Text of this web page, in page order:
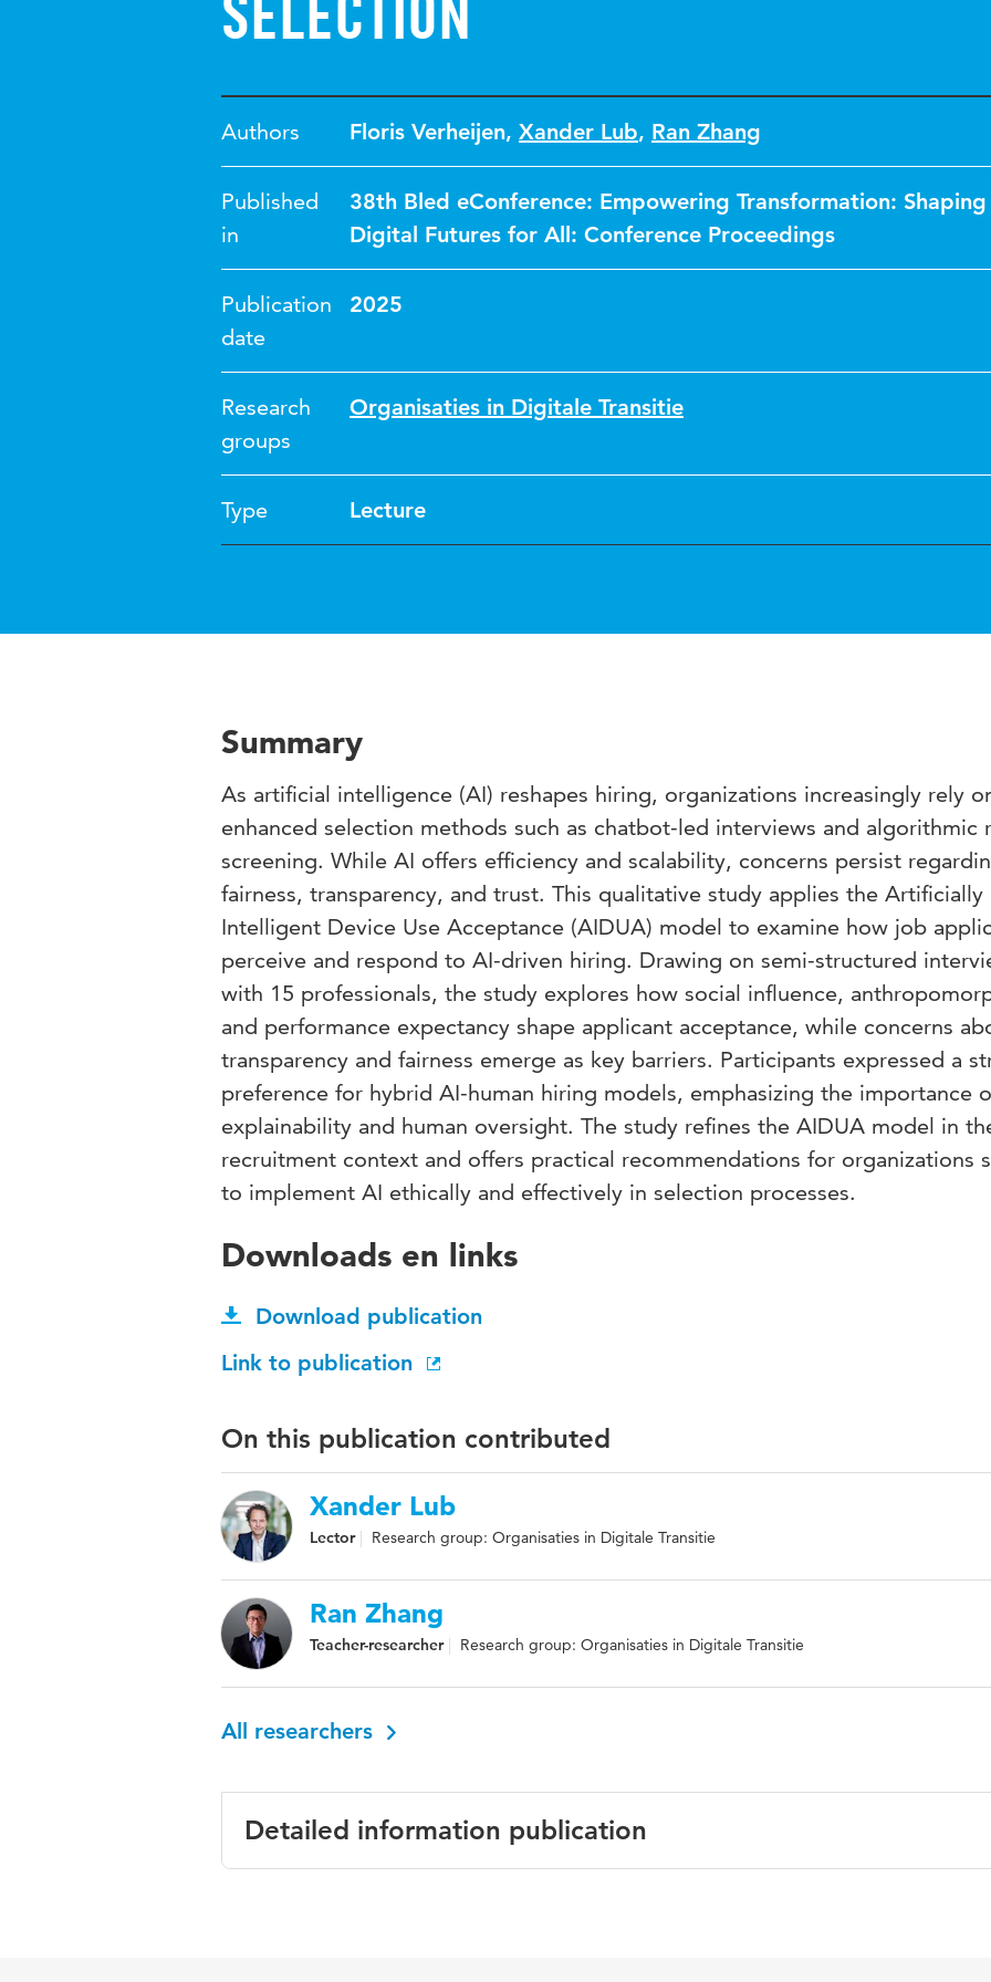
selection
Authors Floris Verheijen, Xander Lub, Ran Zhang
Published
in
38th Bled eConference: Empowering Transformation: Shaping
Digital Futures for All: Conference Proceedings
Publication
date
2025
Research
groups
Organisaties in Digitale Transitie
Type Lecture
Summary
As artificial intelligence (AI) reshapes hiring, organizations increasingly rely
enhanced selection methods such as chatbot-led interviews and algorithmic
screening. While AI offers efficiency and scalability, concerns persist
fairness, transparency, and trust. This qualitative study applies the Artificially
Intelligent Device Use Acceptance (AIDUA) model to examine how job
perceive and respond to AI-driven hiring. Drawing on semi-structured
with 15 professionals, the study explores how social influence,
and performance expectancy shape applicant acceptance, while concerns
transparency and fairness emerge as key barriers. Participants expressed a
preference for hybrid AI-human hiring models, emphasizing the importance
explainability and human oversight. The study refines the AIDUA model in
recruitment context and offers practical recommendations for organizations
to implement AI ethically and effectively in selection processes.
Downloads en links
Download publication
Link to publication
On this publication contributed
Xander Lub
Lector Research group: Organisaties in Digitale Transitie
Ran Zhang
Teacher-researcher Research group: Organisaties in Digitale Transitie
All researchers
Detailed information publication